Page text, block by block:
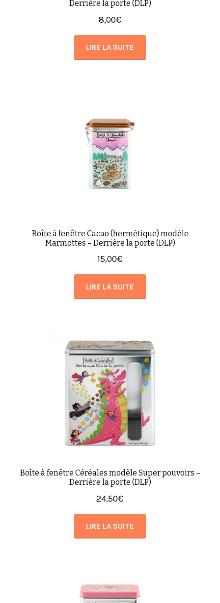
Derrière la porte (DLP)
8,00€
LIRE LA SUITE
Boîte à fenêtre Cacao (hermétique) modèle
Marmottes – Derrière la porte (DLP)
15,00€
LIRE LA SUITE
Boîte à fenêtre Céréales modèle Super pouvoirs –
Derrière la porte (DLP)
24,50€
LIRE LA SUITE